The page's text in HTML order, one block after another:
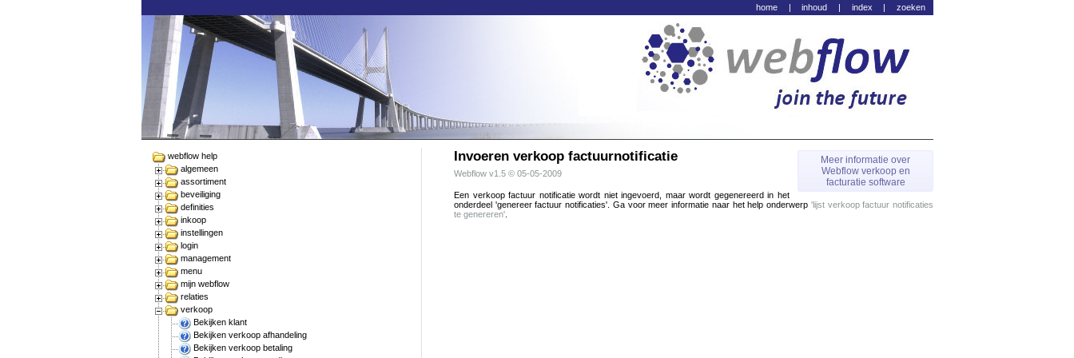
home|inhoud | index | zoeken
webflow help
algemeen
assortiment
beveiliging
definities
inkoop
instellingen
login
management
menu
mijn webflow
relaties
verkoop
Bekijken klant
Bekijken verkoop afhandeling
Bekijken verkoop betaling
Meer informatie over
Webflow verkoop en
facturatie software
Invoeren verkoop factuurnotificatie
Webflow v1.5 © 05-05-2009
Een verkoop factuur notificatie wordt niet ingevoerd, maar wordt gegenereerd in het
onderdeel 'genereer factuur notificaties'. Ga voor meer informatie naar het help onderwerp 'lijst verkoop factuur notificaties
te genereren'